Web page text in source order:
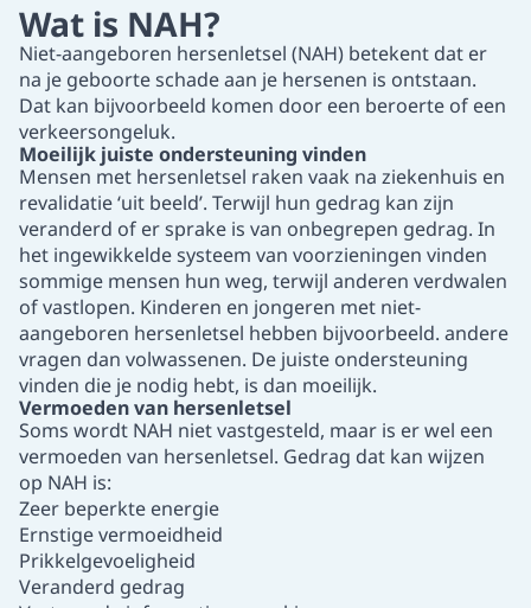
Wat is NAH?
Niet-aangeboren hersenletsel (NAH) betekent dat er
na je geboorte schade aan je hersenen is ontstaan.
Dat kan bijvoorbeeld komen door een beroerte of een
verkeersongeluk.
Moeilijk juiste ondersteuning vinden
Mensen met hersenletsel raken vaak na ziekenhuis en
revalidatie ‘uit beeld’. Terwijl hun gedrag kan zijn
veranderd of er sprake is van onbegrepen gedrag. In
het ingewikkelde systeem van voorzieningen vinden
sommige mensen hun weg, terwijl anderen verdwalen
of vastlopen. Kinderen en jongeren met niet-
aangeboren hersenletsel hebben bijvoorbeeld. andere
vragen dan volwassenen. De juiste ondersteuning
vinden die je nodig hebt, is dan moeilijk.
Vermoeden van hersenletsel
Soms wordt NAH niet vastgesteld, maar is er wel een
vermoeden van hersenletsel. Gedrag dat kan wijzen
op NAH is:
Zeer beperkte energie
Ernstige vermoeidheid
Prikkelgevoeligheid
Veranderd gedrag